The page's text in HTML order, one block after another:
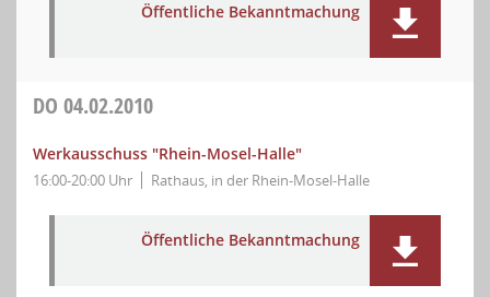
Öffentliche Bekanntmachung
DO 04.02.2010
Werkausschuss "Rhein-Mosel-Halle"
16:00-20:00 Uhr Rathaus, in der Rhein-Mosel-Halle
Öffentliche Bekanntmachung